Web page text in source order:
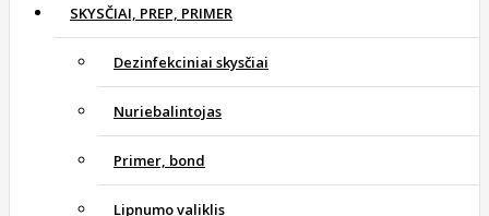
SKYSČIAI, PREP, PRIMER
Dezinfekciniai skysčiai
Nuriebalintojas
Primer, bond
Lipnumo valiklis